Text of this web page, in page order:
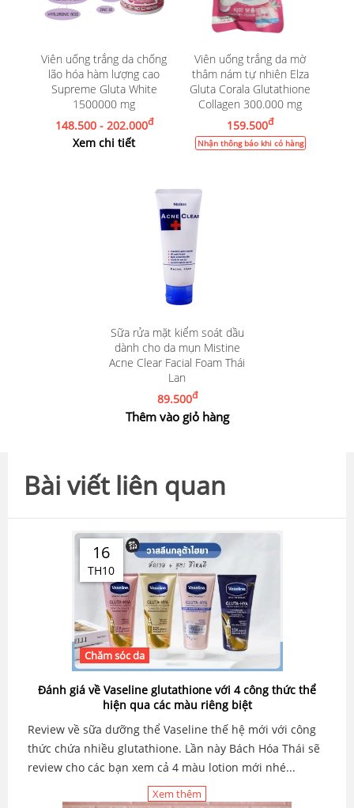
Viên uống trắng da chống
lão hóa hàm lượng cao
Supreme Gluta White
1500000 mg
148.500 - 202.000đ
Xem chi tiết
Viên uống trắng da mờ
thâm nám tự nhiên Elza
Gluta Corala Glutathione
Collagen 300.000 mg
159.500đ
Nhận thông báo khi có hàng
Sữa rửa mặt kiểm soát dầu
dành cho da mụn Mistine
Acne Clear Facial Foam Thái
Lan
89.500đ
Thêm vào giỏ hàng
Bài viết liên quan
16
TH10
Chăm sóc da
Đánh giá về Vaseline glutathione với 4 công thức thể
hiện qua các màu riêng biệt
Review về sữa dưỡng thể Vaseline thế hệ mới với công
thức chứa nhiều glutathione. Lần này Bách Hóa Thái sẽ
review cho các bạn xem cả 4 màu lotion mới nhé...
Xem thêm